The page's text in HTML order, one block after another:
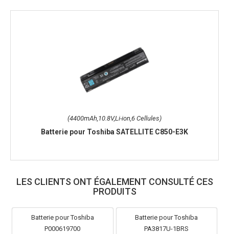
(4400mAh,10.8V,Li-ion,6 Cellules)
Batterie pour Toshiba SATELLITE C850-E3K
LES CLIENTS ONT ÉGALEMENT CONSULTÉ CES
PRODUITS
Batterie pour Toshiba
P000619700
Batterie pour Toshiba
PA3817U-1BRS